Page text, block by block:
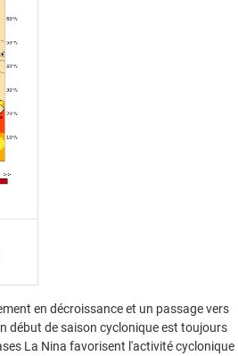
en décroissance et un passage vers
début de saison cyclonique est toujours
La Nina favorisent l'activité cyclonique